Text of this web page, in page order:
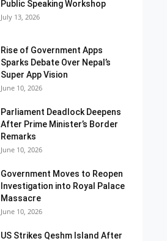
Public Speaking Workshop
July 13, 2026
Rise of Government Apps
Sparks Debate Over Nepal’s
Super App Vision
June 10, 2026
Parliament Deadlock Deepens
After Prime Minister’s Border
Remarks
June 10, 2026
Government Moves to Reopen
Investigation into Royal Palace
Massacre
June 10, 2026
US Strikes Qeshm Island After